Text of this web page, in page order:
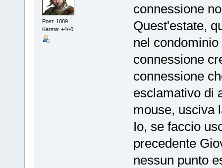
Post: 1089
Karma: +4/-0
connessione
Quest'estate,
nel
connessione
connessione
esclamativo di
mouse, usciva
Io, se faccio
precedente
nessun punto